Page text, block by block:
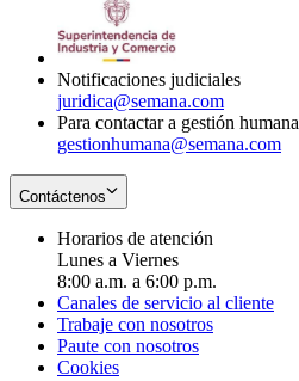
Notificaciones judiciales
juridica@semana.com
Para contactar a gestión humana
gestionhumana@semana.com
Contáctenos
Horarios de atención
Lunes a Viernes
8:00 a.m. a 6:00 p.m.
Canales de servicio al cliente
Trabaje con nosotros
Paute con nosotros
Cookies